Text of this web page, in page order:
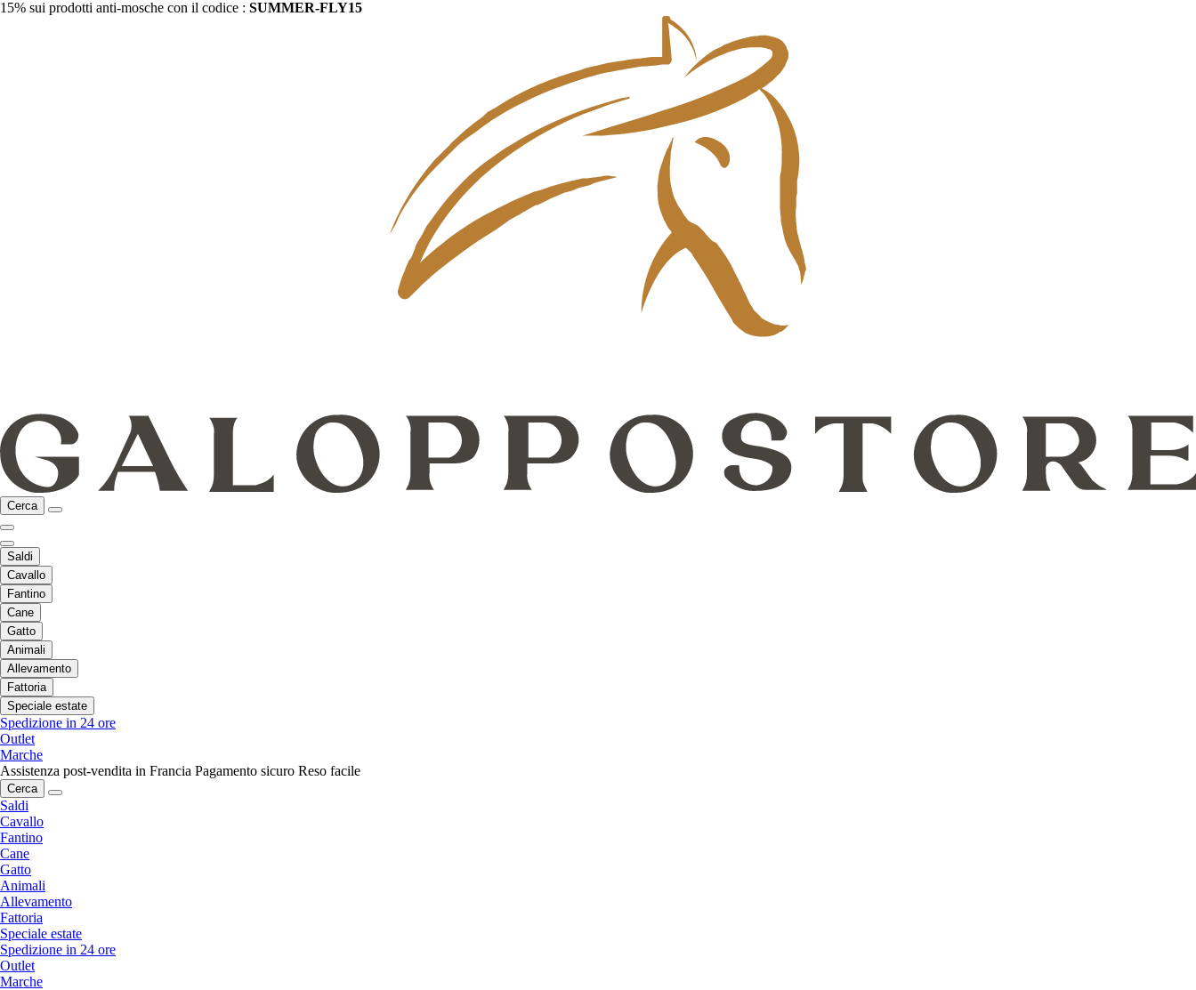
15% sui prodotti anti-mosche con il codice : SUMMER-FLY15
Cerca
Saldi
Cavallo
Fantino
Cane
Gatto
Animali
Allevamento
Fattoria
Speciale estate
Spedizione in 24 ore
Outlet
Marche
Assistenza post-vendita in Francia Pagamento sicuro Reso facile
Cerca
Saldi
Cavallo
Fantino
Cane
Gatto
Animali
Allevamento
Fattoria
Speciale estate
Spedizione in 24 ore
Outlet
Marche